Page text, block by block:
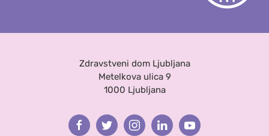
Zdravstveni dom Ljubljana
Metelkova ulica 9
1000 Ljubljana
FacebookTwitterInstagramLinkedinYoutube